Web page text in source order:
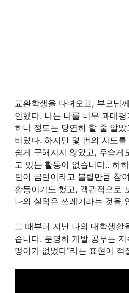
교환학생을 다녀오고, 부모님
언했다. 나는 나를 너무 과대
하나 정도는 당연히 할 줄 알
버렸다. 하지만 몇 번의 시도
쉽게 구해지지 않았고, 우습게
고 있는 활동이 없습니다.. 하
턴이 금턴이라고 불릴만큼 참
활동이기도 했고, 객관적으로
나의 실력은 쓰레기라는 것을
그 때부터 지난 나의 대학생활
습니다. 분명히 개발 공부는
맹이가 없었다”라는 표현이 적